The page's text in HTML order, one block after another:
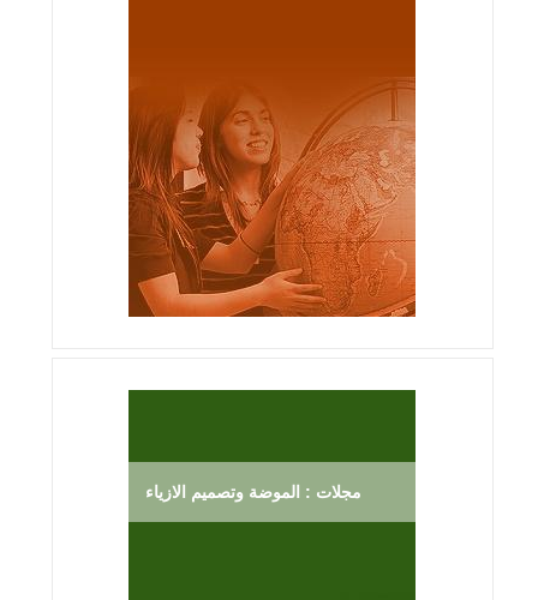
مجلات : الموضة وتصميم الازياء